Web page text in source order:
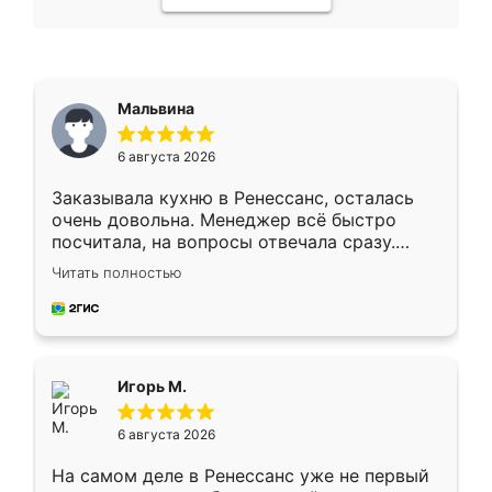
Мальвина
6 августа 2026
Заказывала кухню в Ренессанс, осталась
очень довольна. Менеджер всё быстро
посчитала, на вопросы отвечала сразу.
Замерщик приехал в субботу, подошёл к
делу со всей ответственностью. Собрали
за день, ребята работали аккуратно, даже
Читать полностью
Игорь М.
6 августа 2026
На самом деле в Ренессанс уже не первый